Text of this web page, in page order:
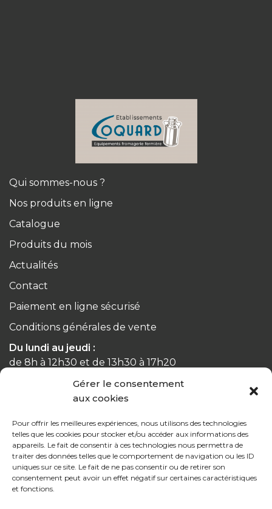
Gérer le consentement
aux cookies
Pour offrir les meilleures expériences, nous utilisons des technologies
telles que les cookies pour stocker et/ou accéder aux informations des
appareils. Le fait de consentir à ces technologies nous permettra de
traiter des données telles que le comportement de navigation ou les ID
uniques sur ce site. Le fait de ne pas consentir ou de retirer son
consentement peut avoir un effet négatif sur certaines caractéristiques
et fonctions.
Qui sommes-nous ?
Nos produits en ligne
Catalogue
Produits du mois
Actualités
Contact
Paiement en ligne sécurisé
Conditions générales de vente
Du lundi au jeudi :
de 8h à 12h30 et de 13h30 à 17h20
Notre gamme pour les particuliers